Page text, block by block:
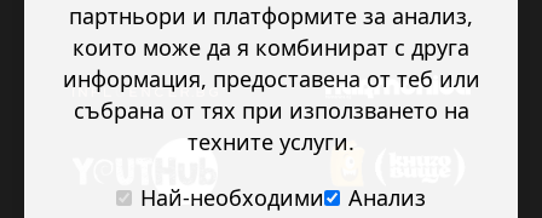
партньори и платформите за анализ,
които може да я комбинират с друга
информация, предоставена от теб или
събрана от тях при използването на
техните услуги.
Най-необходими
Анализ